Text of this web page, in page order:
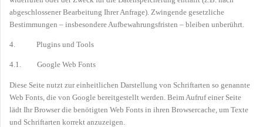
abgeschlossener Bearbeitung Ihrer Anfrage). Zwingende gesetzliche
Bestimmungen – insbesondere Aufbewahrungsfristen – bleiben unberührt.
4. Plugins und Tools
4.1. Google Web Fonts
Diese Seite nutzt zur einheitlichen Darstellung von Schriftarten so genannte
Web Fonts, die von Google bereitgestellt werden. Beim Aufruf einer Seite
lädt Ihr Browser die benötigten Web Fonts in ihren Browsercache, um Texte
und Schriftarten korrekt anzuzeigen.